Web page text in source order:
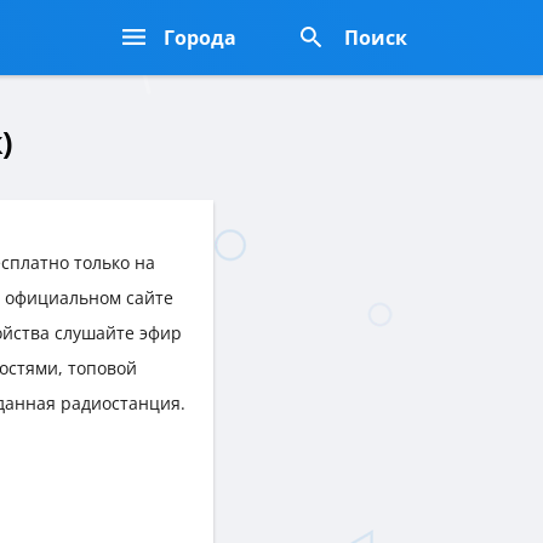
Города Поиск
только на
официальном сайте
слушайте эфир
топовой
радиостанция.